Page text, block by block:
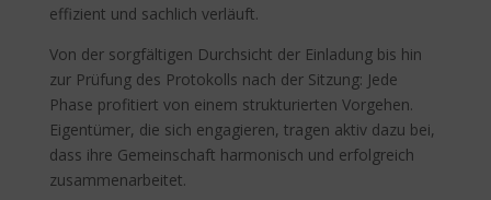
effizient und sachlich verläuft.
Von der sorgfältigen Durchsicht der Einladung bis hin
zur Prüfung des Protokolls nach der Sitzung: Jede
Phase profitiert von einem strukturierten Vorgehen.
Eigentümer, die sich engagieren, tragen aktiv dazu bei,
dass ihre Gemeinschaft harmonisch und erfolgreich
zusammenarbeitet.